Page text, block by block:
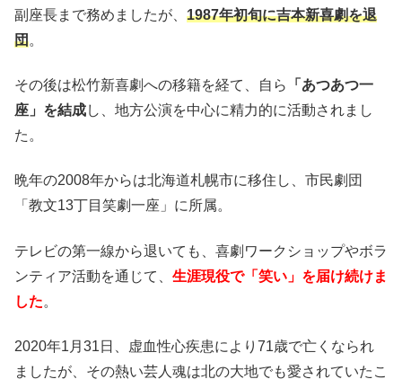
副座長まで務めましたが、 1987年初旬に吉本新喜劇を退
団。
その後は松竹新喜劇への移籍を経て、自ら
「あつあつ一
座」を結成し、地方公演を中心に精力的に活動されまし
た。
晩年の2008年からは北海道札幌市に移住し、市民劇団
「教文13丁目笑劇一座」に所属。
テレビの第一線から退いても、喜劇ワークショップやボラ
ンティア活動を通じて、 生涯現役で「笑い」を届け続けま
した。
2020年1月31日、虚血性心疾患により71歳で亡くなられ
ましたが、その熱い芸人魂は北の大地でも愛されていたこ